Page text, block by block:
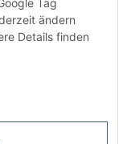
auf
den üblichen
Ansprechpartner,
dasMOBILWERK
Tag
ändern
Details finden